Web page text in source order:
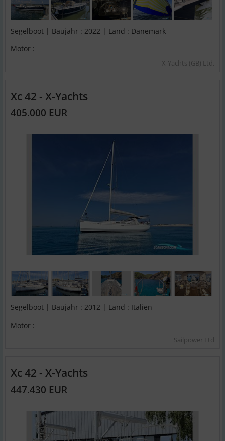
Segelboot | Baujahr : 2022 | Land : Dänemark
Motor :
X-Yachts (GB) Ltd.
Xc 42 - X-Yachts
405.000 EUR
Segelboot | Baujahr : 2012 | Land : Italien
Motor :
Sailpower Ltd
Xc 42 - X-Yachts
447.430 EUR